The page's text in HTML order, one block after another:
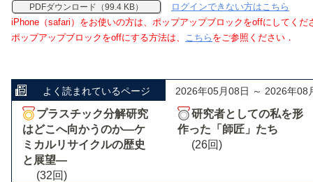
PDFダウンロード（99.4 KB）
ログインできない方はこちら
iPhone（safari）をお使いの方は、ポップアップブロックをoffにしてくだ
ポップアップブロックをoffにする方法は、 こちら をご参照ください．
よく読まれているページ 2026年05月08日 ～ 2026年08
プラスチック分解研究
はどこへ向かうのか―ケ
ミカルリサイクルの歴史
と展望―
(32回)
研究者としての私を形
作った「師匠」たち
(26回)